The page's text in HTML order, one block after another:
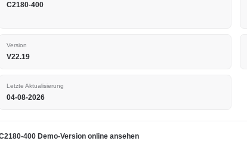
C2180-400
Version
V22.19
Letzte Aktualisierung
04-08-2026
400 Demo-Version online ansehen